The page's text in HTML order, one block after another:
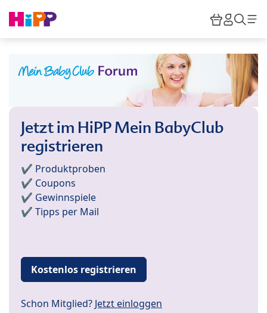
HiPP
Jetzt im HiPP Mein BabyClub
registrieren
✔️ Produktproben
✔️ Coupons
✔️ Gewinnspiele
✔️ Tipps per Mail
Kostenlos registrieren
Schon Mitglied? Jetzt einloggen